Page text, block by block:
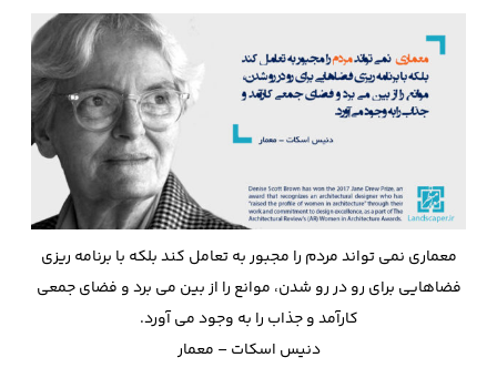
معماری نمی تواند مردم را مجبور به تعامل كند بلكه با برنامه ريزی
فضاهايی براي رو در رو شدن، موانع را از بين می برد و فضای جمعي
كارآمد و جذاب را به وجود مي آورد.
دنیس اسکات – معمار